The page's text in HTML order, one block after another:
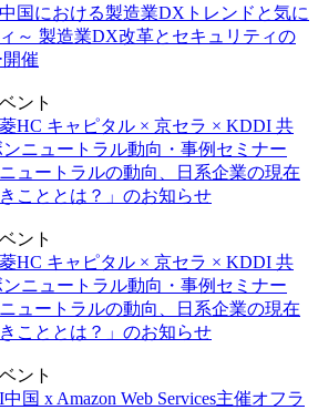
国における製造業DXトレンドと気に
～ 製造業DX改革とセキュリティの
催
ント
HC キャピタル × 京セラ × KDDI 共
ンニュートラル動向・事例セミナー
ュートラルの動向、日系企業の現在
こととは？」のお知らせ
ント
HC キャピタル × 京セラ × KDDI 共
ンニュートラル動向・事例セミナー
ュートラルの動向、日系企業の現在
こととは？」のお知らせ
ント
国 x Amazon Web Services主催オフラ